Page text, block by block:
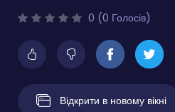
0 (0 Голосів)
Відкрити в новому вікні